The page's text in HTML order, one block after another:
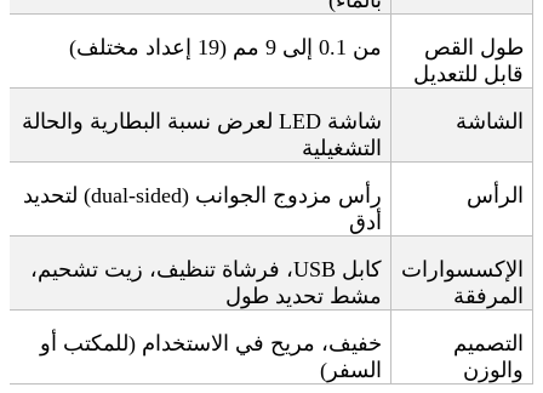
طول القص
قابل للتعديل
من 0.1 إلى 9 مم (19 إعداد مختلف)
الشاشة شاشة LED
لعرض نسبة البطارية والحالة
التشغيلية
الرأس
رأس مزدوج الجوانب (dual-sided)
لتحديد
أدق
الإكسسوارات
المرفقة
كابل
، فرشاة تنظيف، زيت تشحيم،
مشط تحديد طول
التصميم
والوزن
خفيف، مريح في الاستخدام (للمكتب أو
السفر)